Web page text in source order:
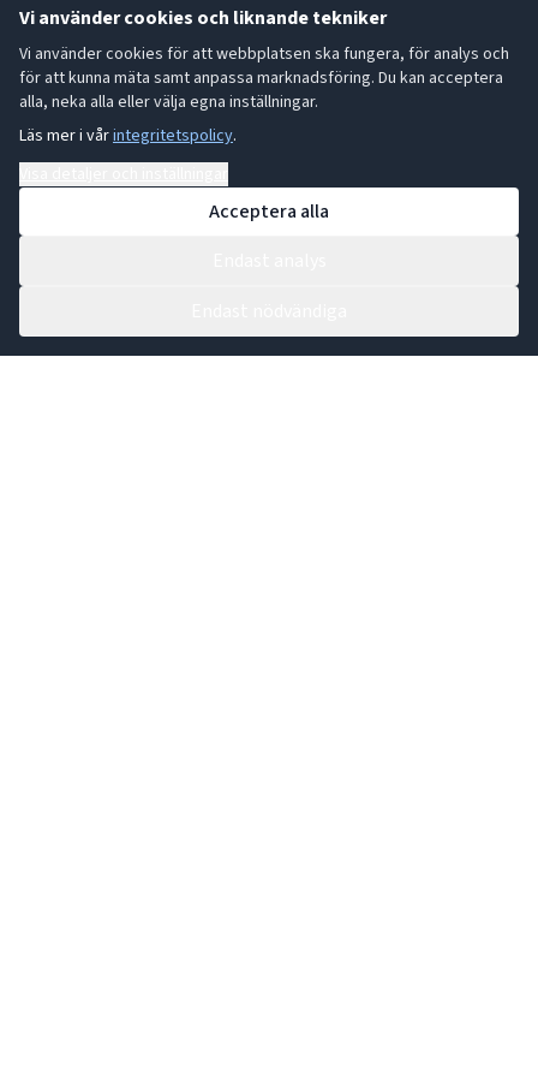
Vi använder cookies och liknande tekniker
Vi använder cookies för att webbplatsen ska fungera, för analys och
för att kunna mäta samt anpassa marknadsföring. Du kan acceptera
alla, neka alla eller välja egna inställningar.
Läs mer i vårintegritetspolicy.
Acceptera alla